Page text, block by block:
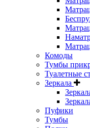
Комоды
Тумбы
Туалетные
Зеркала
Пуфики
Тумбы